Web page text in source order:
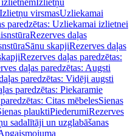
izlietnēmIzlietņu
virsmasUzliekamai
paredzētas: Uzliekamai izlietnei
Rezerves daļas
Sānu skapjiRezerves daļas
Rezerves daļas paredzētas:
daļas paredzētas: Augsti
paredzētas: Vidēji augsti
paredzētas: Piekaramie
Citas mēbelesSienas
plauktiPiederumiRezerves
sadalītāji un uzglabāšanas